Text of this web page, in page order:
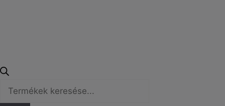
Products